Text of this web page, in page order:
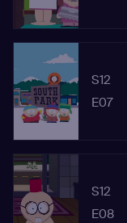
S12
E07
S12
E08